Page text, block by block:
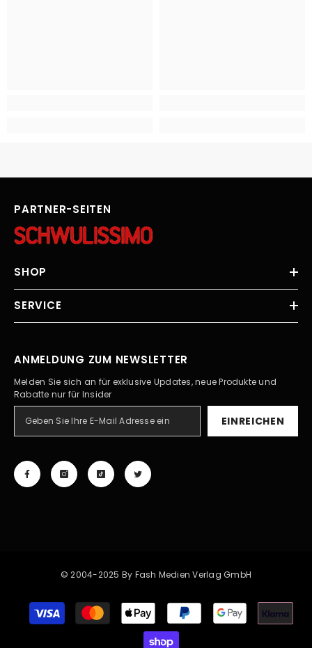
PARTNER-SEITEN
SHOP
SERVICE
ANMELDUNG ZUM NEWSLETTER
Melden Sie sich an für exklusive Updates, neue Produkte und
Rabatte nur für Insider
EINREICHEN
© 2004-2025 By Fash Medien Verlag GmbH
Zahlungsarten